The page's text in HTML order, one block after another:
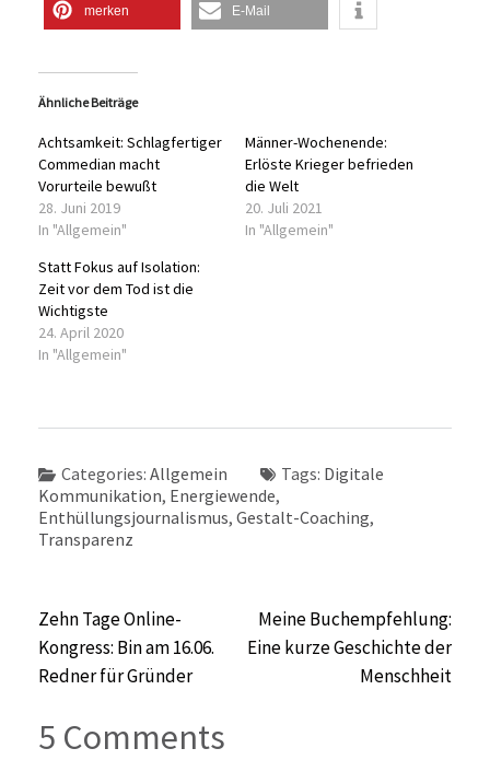
merken E-Mail
Ähnliche Beiträge
Achtsamkeit: Schlagfertiger
Commedian macht
Vorurteile bewußt
28. Juni 2019
In "Allgemein"
Männer-Wochenende:
Erlöste Krieger befrieden
die Welt
20. Juli 2021
In "Allgemein"
Statt Fokus auf Isolation:
Zeit vor dem Tod ist die
Wichtigste
24. April 2020
In "Allgemein"
Categories: Allgemein Tags: Digitale
Kommunikation, Energiewende,
Enthüllungsjournalismus, Gestalt-Coaching,
Transparenz
Beitragsnavigation
Zehn Tage Online-
Kongress: Bin am 16.06.
Redner für Gründer
Meine Buchempfehlung:
Eine kurze Geschichte der
Menschheit
5 Comments